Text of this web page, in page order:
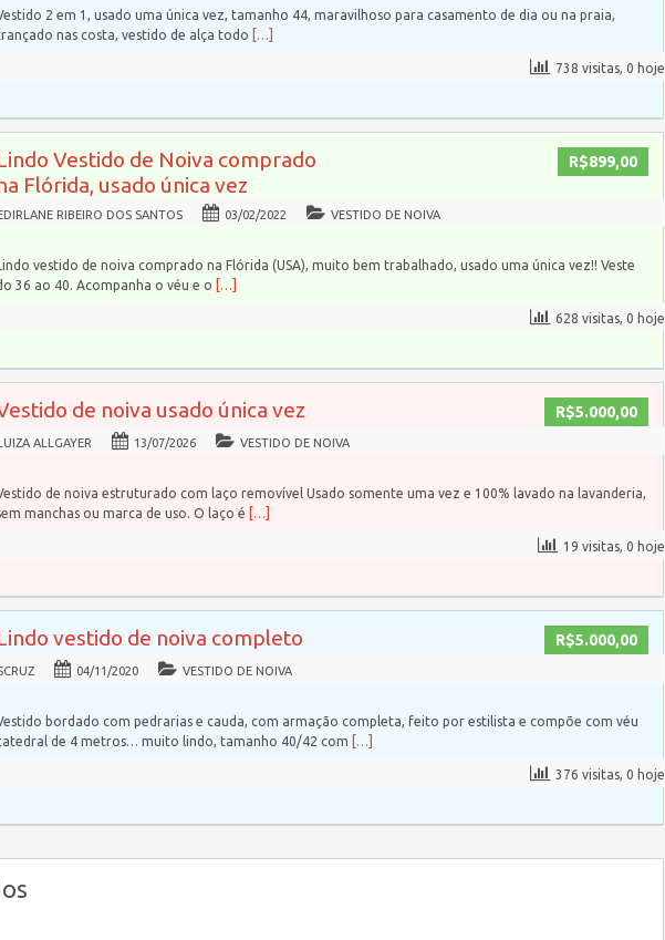
2 em 1, usado uma única vez, tamanho 44, maravilhoso para casamento de dia ou na praia,
nas costa, vestido de alça todo […]
738 visitas, 0 hoje
R$899,00
Vestido de Noiva comprado
Flórida, usado única vez
RIBEIRO DOS SANTOS 03/02/2022 VESTIDO DE NOIVA
vestido de noiva comprado na Flórida (USA), muito bem trabalhado, usado uma única vez!! Veste
36 ao 40. Acompanha o véu e o […]
628 visitas, 0 hoje
R$5.000,00
de noiva usado única vez
ALLGAYER 13/07/2026 VESTIDO DE NOIVA
de noiva estruturado com laço removível Usado somente uma vez e 100% lavado na lavanderia,
manchas ou marca de uso. O laço é […]
19 visitas, 0 hoje
R$5.000,00
vestido de noiva completo
04/11/2020 VESTIDO DE NOIVA
bordado com pedrarias e cauda, com armação completa, feito por estilista e compõe com véu
de 4 metros… muito lindo, tamanho 40/42 com […]
376 visitas, 0 hoje